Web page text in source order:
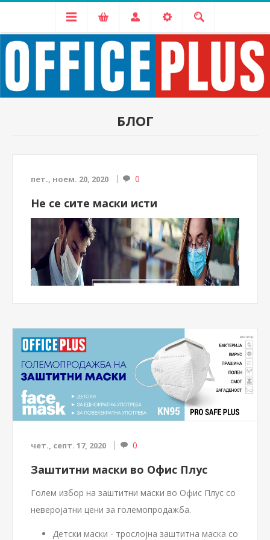
БЛОГ
пет., ноем. 20, 2020 0
Не се сите маски исти
Како да го препознаете квалитетот? Дали сите
маски се исти? Дали еднократната употреба
производот, бидејќи и така се користи еднаш, па
пресудно е да е поефтина? Во продолжение
проверете што треба да знаете и како да
проверите дали маската која ја купувате ќе ви ја
понуди адектватната заштита.
BFE
не е исто што PFE
чет., септ. 17, 2020 0
Заштитни маски во Офис Плус
Голем избор на заштитни маски во Офис Плус со
неверојатни цени за големопродажба.
Детски маски - трослојна заштитна маска со